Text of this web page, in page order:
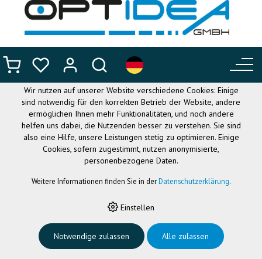
› FLEXIBLE BRILLEN › NANO BABY › NANOBABY JOEY 43, ROT
DIESE WEBSITE VERWENDET
COOKIES
Wir nutzen auf unserer Website verschiedene Cookies: Einige
sind notwendig für den korrekten Betrieb der Website, andere
ermöglichen Ihnen mehr Funktionalitäten, und noch andere
helfen uns dabei, die Nutzenden besser zu verstehen. Sie sind
also eine Hilfe, unsere Leistungen stetig zu optimieren. Einige
Cookies, sofern zugestimmt, nutzen anonymisierte,
personenbezogene Daten.
Weitere Informationen finden Sie in derDatenschutzerklärung.
Einstellen
Notwendige zulassen Alle zulassen